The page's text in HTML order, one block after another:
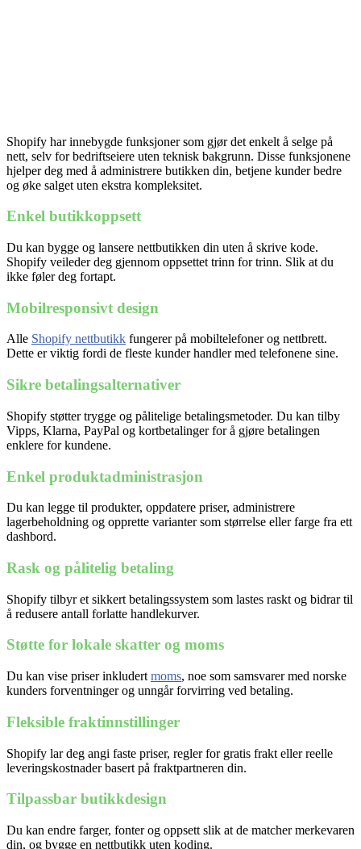
Shopify har innebygde funksjoner som gjør det enkelt å selge på
nett, selv for bedriftseiere uten teknisk bakgrunn. Disse funksjonene
hjelper deg med å administrere butikken din, betjene kunder bedre
og øke salget uten ekstra kompleksitet.
Enkel butikkoppsett
Du kan bygge og lansere nettbutikken din uten å skrive kode.
Shopify veileder deg gjennom oppsettet trinn for trinn. Slik at du
ikke føler deg fortapt.
Mobilresponsivt design
Alle Shopify nettbutikk fungerer på mobiltelefoner og nettbrett.
Dette er viktig fordi de fleste kunder handler med telefonene sine.
Sikre betalingsalternativer
Shopify støtter trygge og pålitelige betalingsmetoder. Du kan tilby
Vipps, Klarna, PayPal og kortbetalinger for å gjøre betalingen
enklere for kundene.
Enkel produktadministrasjon
Du kan legge til produkter, oppdatere priser, administrere
lagerbeholdning og opprette varianter som størrelse eller farge fra ett
dashbord.
Rask og pålitelig betaling
Shopify tilbyr et sikkert betalingssystem som lastes raskt og bidrar til
å redusere antall forlatte handlekurver.
Støtte for lokale skatter og moms
Du kan vise priser inkludert moms, noe som samsvarer med norske
kunders forventninger og unngår forvirring ved betaling.
Fleksible fraktinnstillinger
Shopify lar deg angi faste priser, regler for gratis frakt eller reelle
leveringskostnader basert på fraktpartneren din.
Tilpassbar butikkdesign
Du kan endre farger, fonter og oppsett slik at de matcher merkevaren
din, og bygge en nettbutikk uten koding.